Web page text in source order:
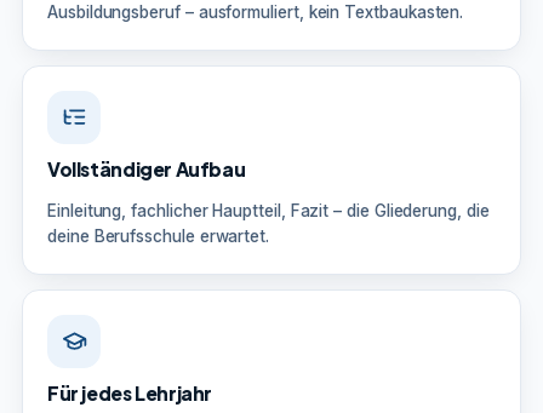
Ausbildungsberuf – ausformuliert, kein Textbaukasten.
Vollständiger Aufbau
Einleitung, fachlicher Hauptteil, Fazit – die Gliederung, die
deine Berufsschule erwartet.
Für jedes Lehrjahr